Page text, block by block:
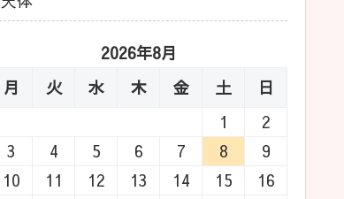
2026年8月
月
火 水 木 金 土
日
1
2
3
4 5 6 7 8
9
10
11 12 13 14 15
16